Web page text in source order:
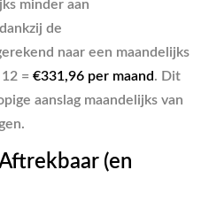
minder aan
de
naar een maandelijks
= €331,96 per maand. Dit
aanslag maandelijks van
(en